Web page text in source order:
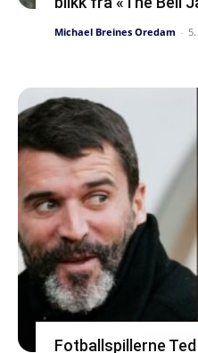
Michael Breines Oredam -
Fotballspillerne